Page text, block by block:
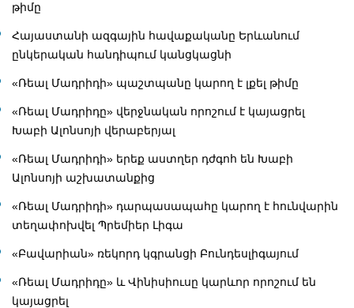
թիմը
Հայաստանի ազգային հավաքականը Երևանում
ընկերական հանդիպում կանցկացնի
«Ռեալ Մադրիդի» պաշտպանը կարող է լքել թիմը
«Ռեալ Մադրիդը» վերջնական որոշում է կայացրել
Խաբի Ալոնսոյի վերաբերյալ
«Ռեալ Մադրիդի» երեք աստղեր դժգոհ են Խաբի
Ալոնսոյի աշխատանքից
«Ռեալ Մադրիդի» դարպասապահը կարող է հունվարին
տեղափոխվել Պրեմիեր Լիգա
«Բավարիան» ռեկորդ կգրանցի Բունդեսլիգայում
«Ռեալ Մադրիդը» և Վինիսիուսը կարևոր որոշում են
կայացրել